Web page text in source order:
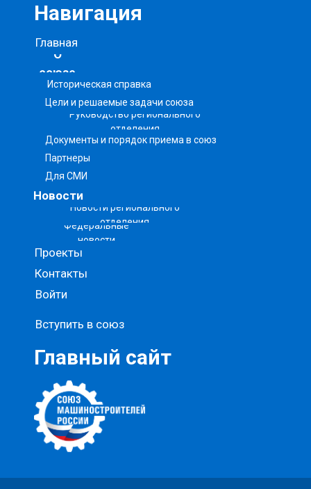
Главный сайт
О
союзе
Новости
Проекты
Контакты
Навигация
Главная
Войти
Вступить в союз
Историческая справка
Цели и решаемые задачи союза
Руководство регионального
отделения
Документы и порядок приема в союз
Партнеры
Для СМИ
Новости регионального
отделения
Федеральные
новости